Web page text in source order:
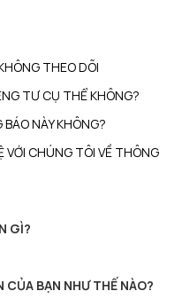
THEO DÕI
TƯ CỤ THỂ KHÔNG?
NÀY KHÔNG?
VỚI CHÚNG TÔI VỀ THÔNG
GÌ?
BẠN NHƯ THẾ NÀO?